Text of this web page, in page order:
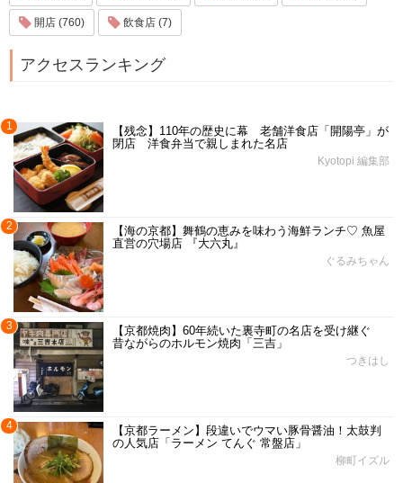
開店 (760) 飲食店 (7)
アクセスランキング
1
【残念】110年の歴史に幕 老舗洋食店「開陽亭」が
閉店 洋食弁当で親しまれた名店
Kyotopi 編集部
2
【海の京都】舞鶴の恵みを味わう海鮮ランチ♡ 魚屋
直営の穴場店 『大六丸』
ぐるみちゃん
3
【京都焼肉】60年続いた裏寺町の名店を受け継ぐ
昔ながらのホルモン焼肉「三吉」
つきはし
4
【京都ラーメン】段違いでウマい豚骨醤油！太鼓判
の人気店「ラーメン てんぐ 常盤店」
柳町イズル